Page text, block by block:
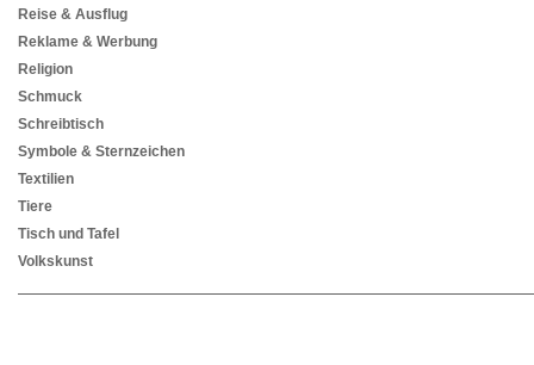
Reise & Ausflug
Reklame & Werbung
Religion
Schmuck
Schreibtisch
Symbole & Sternzeichen
Textilien
Tiere
Tisch und Tafel
Volkskunst